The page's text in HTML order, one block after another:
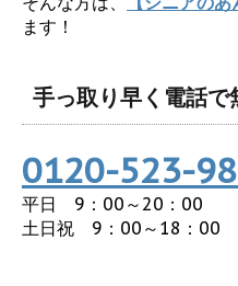
ます！
手っ取り早く電話で
0120-523-
平日 9：00～20：00
土日祝 9：00～18：00